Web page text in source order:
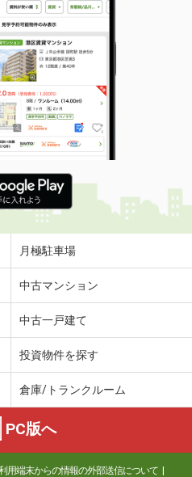
府京都市下京区下魚棚通油小路東
黒町
・事務所
ノ木町
円
府京都市左京区下鴨北茶ノ木町
場
高倉西入西魚屋町
万円
京都市中京区錦小路通高倉西入
目
万円
所
条下る四条大宮町
月極駐車場
中古マンション
中古一戸建て
投資物件を探す
倉庫/トランクルーム
PC版へ
用端末からの情報の外部送信について